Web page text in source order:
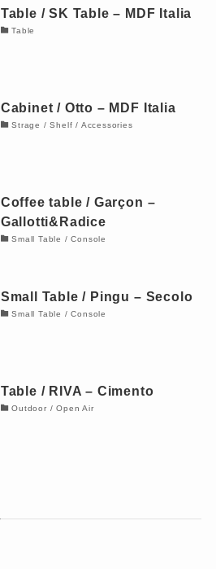
Table / SK Table – MDF Italia
Table
Cabinet / Otto – MDF Italia
Strage / Shelf / Accessories
Coffee table / Garçon –
Gallotti&Radice
Small Table / Console
Small Table / Pingu – Secolo
Small Table / Console
Table / RIVA – Cimento
Outdoor / Open Air